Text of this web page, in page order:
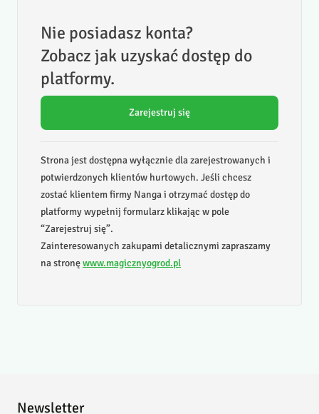
Nie posiadasz konta?
Zobacz jak uzyskać dostęp do
platformy.
Zarejestruj się
Strona jest dostępna wyłącznie dla zarejestrowanych i
potwierdzonych klientów hurtowych. Jeśli chcesz
zostać klientem firmy Nanga i otrzymać dostęp do
platformy wypełnij formularz klikając w pole
“Zarejestruj się”.
Zainteresowanych zakupami detalicznymi zapraszamy
na stronęwww.magicznyogrod.pl
Newsletter